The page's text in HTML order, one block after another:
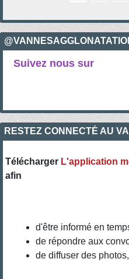
Suivez nous sur
RESTEZ CONNECTÉ AU
Télécharger L'application
afin
d'être informé en
de répondre aux
de diffuser des